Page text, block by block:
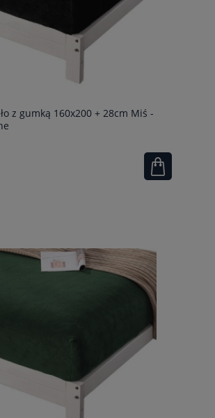
z gumką 160x200 + 28cm Miś -